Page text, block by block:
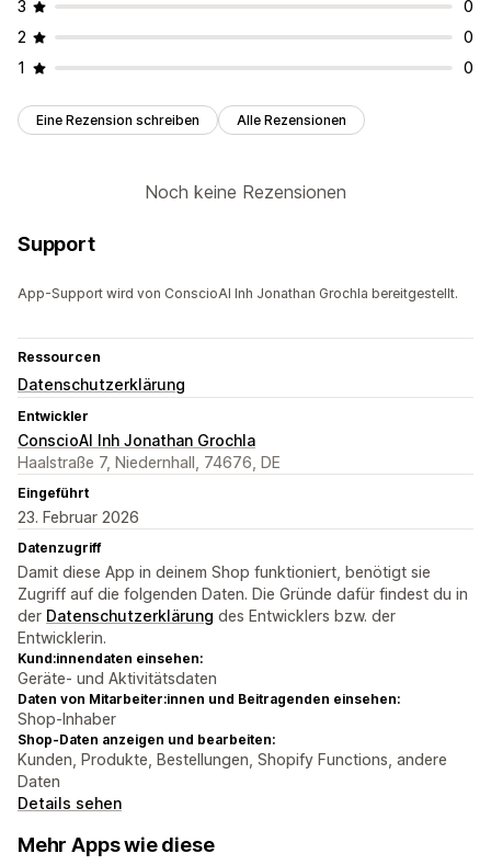
3
0
2
0
1
0
Eine Rezension schreiben Alle Rezensionen
Noch keine Rezensionen
Support
App-Support wird von ConscioAI Inh Jonathan Grochla bereitgestellt.
Ressourcen
Datenschutzerklärung
Entwickler
ConscioAI Inh Jonathan Grochla
Haalstraße 7, Niedernhall, 74676, DE
Eingeführt
23. Februar 2026
Datenzugriff
Damit diese App in deinem Shop funktioniert, benötigt sie
Zugriff auf die folgenden Daten. Die Gründe dafür findest du in
der Datenschutzerklärung des Entwicklers bzw. der
Entwicklerin.
Kund:innendaten einsehen:
Geräte- und Aktivitätsdaten
Daten von Mitarbeiter:innen und Beitragenden einsehen:
Shop-Inhaber
Shop-Daten anzeigen und bearbeiten:
Kunden, Produkte, Bestellungen, Shopify Functions, andere
Daten
Details sehen
Mehr Apps wie diese